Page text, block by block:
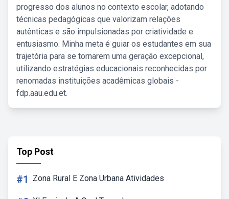
progresso dos alunos no contexto escolar, adotando
técnicas pedagógicas que valorizam relações
autênticas e são impulsionadas por criatividade e
entusiasmo. Minha meta é guiar os estudantes em sua
trajetória para se tornarem uma geração excepcional,
utilizando estratégias educacionais reconhecidas por
renomadas instituições acadêmicas globais -
fdp.aau.edu.et.
Top Post
#1 Zona Rural E Zona Urbana Atividades